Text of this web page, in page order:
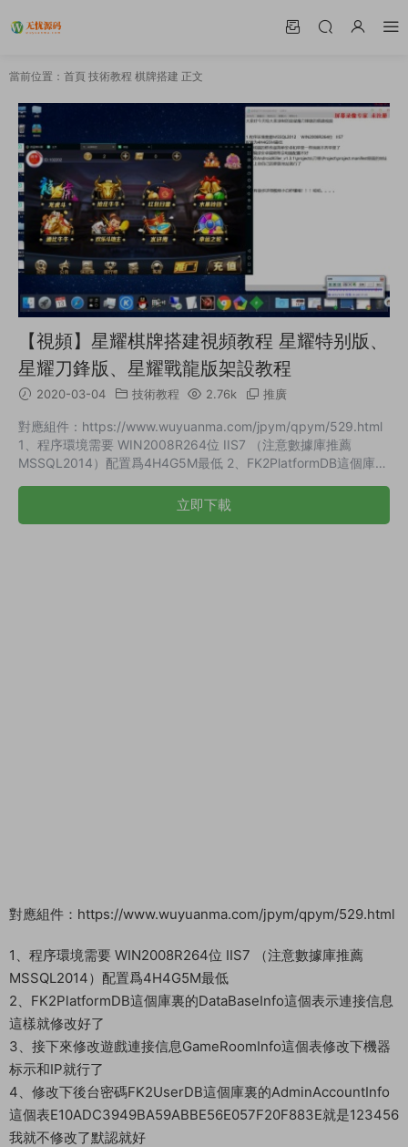
當前位置： 首頁 技術教程 棋牌搭建 正文
【視頻】星耀棋牌搭建視頻教程 星耀特别版、
星耀刀鋒版、星耀戰龍版架設教程
2020-03-04 技術教程 2.76k 推廣
對應組件：https://www.wuyuanma.com/jpym/qpym/529.html
1、程序環境需要 WIN2008R264位 IIS7 （注意數據庫推薦
MSSQL2014）配置爲4H4G5M最低 2、FK2PlatformDB這個庫裏
改遊戲連接信息GameRoomInfo這個表修改下機器标示和IP就行了
4、修改下後台密碼FK2UserDB這個庫裏的AdminAccountInfo這
立即下載
對應組件：https://www.wuyuanma.com/jpym/qpym/529.html
1、程序環境需要 WIN2008R264位 IIS7 （注意數據庫推薦
MSSQL2014）配置爲4H4G5M最低
2、FK2PlatformDB這個庫裏的DataBaseInfo這個表示連接信息
這樣就修改好了
3、接下來修改遊戲連接信息GameRoomInfo這個表修改下機器
标示和IP就行了
4、修改下後台密碼FK2UserDB這個庫裏的AdminAccountInfo
這個表E10ADC3949BA59ABBE56E057F20F883E就是123456
我就不修改了默認就好